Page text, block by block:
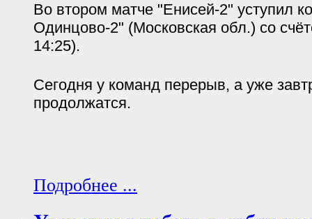
Во втором матче "Енисей-2" уступил
Одинцово-2" (Московская обл.) со
14:25).
Сегодня у команд перерыв, а уже
продолжатся.
Подробнее ...